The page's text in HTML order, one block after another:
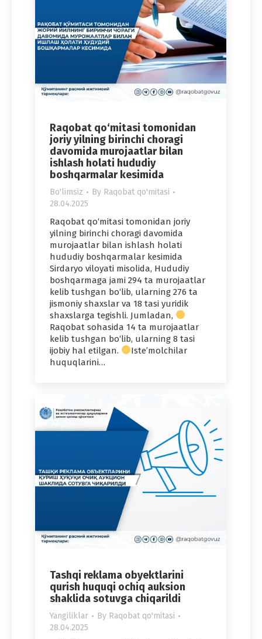
Raqobat qo‘mitasi tomonidan
joriy yilning birinchi choragi
davomida murojaatlar bilan
ishlash holati hududiy
boshqarmalar kesimida
Bo'limsiz By Raqobat qo'mitasi
28.04.2025
Raqobat qo‘mitasi tomonidan joriy
yilning birinchi choragi davomida
murojaatlar bilan ishlash holati
hududiy boshqarmalar kesimida
Sirdaryo viloyati misolida, Hududiy
boshqarmaga jami 294 ta murojaatlar
kelib tushgan bo‘lib, ularning 276 ta
jismoniy shaxslar va 18 tasi yuridik
shaxslarga tegishli. Jumladan,
Raqobat sohasida 14 ta murojaatlar
kelib tushgan bo‘lib, ularning 8 tasi
ijobiy hal etilgan.
Iste’molchilar
huquqlarini…
Tashqi reklama obyektlarini
qurish huquqi ochiq auksion
shaklida sotuvga chiqarildi
Yangiliklar By Raqobat qo'mitasi
28.04.2025